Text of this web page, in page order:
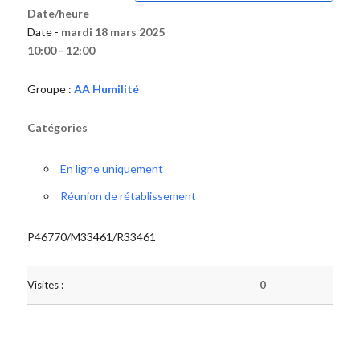
Date/heure
Date - mardi 18 mars 2025
10:00 - 12:00
Groupe : AA Humilité
Catégories
En ligne uniquement
Réunion de rétablissement
P46770/M33461/R33461
Visites : 0